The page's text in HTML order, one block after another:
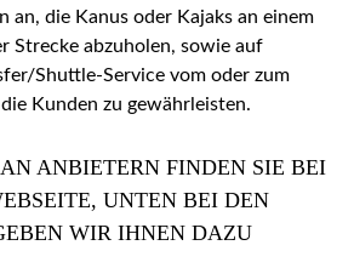
an, die Kanus oder Kajaks an einem
Strecke abzuholen, sowie auf
Shuttle-Service vom oder zum
Kunden zu gewährleisten.
ANBIETERN FINDEN SIE BEI
UNTEN BEI DEN
WIR IHNEN DAZU